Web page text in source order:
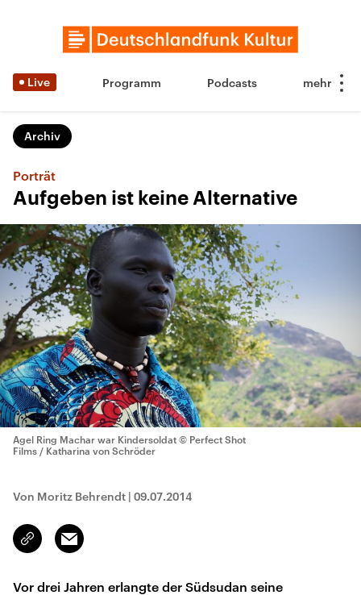
Live Programm Podcasts
Archiv
Porträt
Aufgeben ist keine Alternative
Agel Ring Machar war Kindersoldat © Perfect Shot
Films / Katharina von Schröder
Von Moritz Behrendt | 09.07.2014
Link
kopieren/teilen
Email
Vor drei Jahren erlangte der Südsudan seine